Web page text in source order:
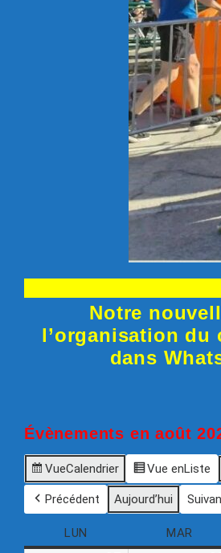
Notre
l’organisation du
dans
Évènements en août
VueCalendrier Vue enListe
Précédent Aujourd’hui
LUN MAR